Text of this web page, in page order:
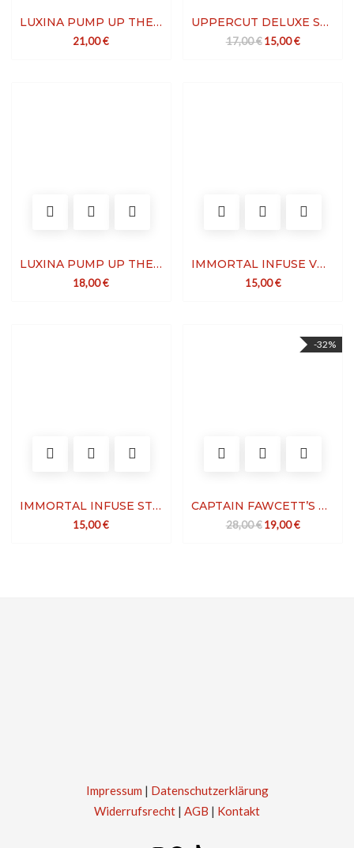
LUXINA PUMP UP THE VOLUME
21,00€
UPPERCUT DELUXE STYLING POWDER
17,00€ Ursprünglicher
15,00€Aktueller
LUXINA PUMP UP THE VOLUME REFILL
18,00€
IMMORTAL INFUSE VOLUMIZING POWDER WAX BLACK
15,00€
IMMORTAL INFUSE STYLING POWDER WAX WHITE
15,00€
-32%
CAPTAIN FAWCETT’S EXPEDITION RESERVE HAIR POWDER
28,00€ Ursprünglicher
19,00€Aktueller
Impressum | Datenschutzerklärung
Widerrufsrecht | AGB | Kontakt